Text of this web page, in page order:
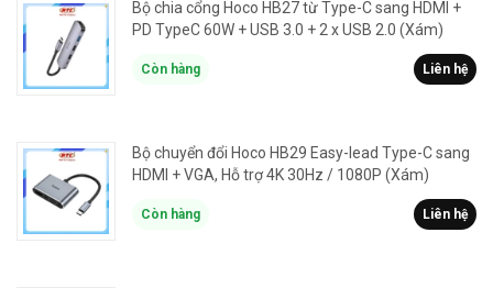
Bộ chia cổng Hoco HB27 từ Type-C sang HDMI +
PD TypeC 60W + USB 3.0 + 2 x USB 2.0 (Xám)
Còn hàng Liên hệ
Bộ chuyển đổi Hoco HB29 Easy-lead Type-C sang
HDMI + VGA, Hỗ trợ 4K 30Hz / 1080P (Xám)
Còn hàng Liên hệ